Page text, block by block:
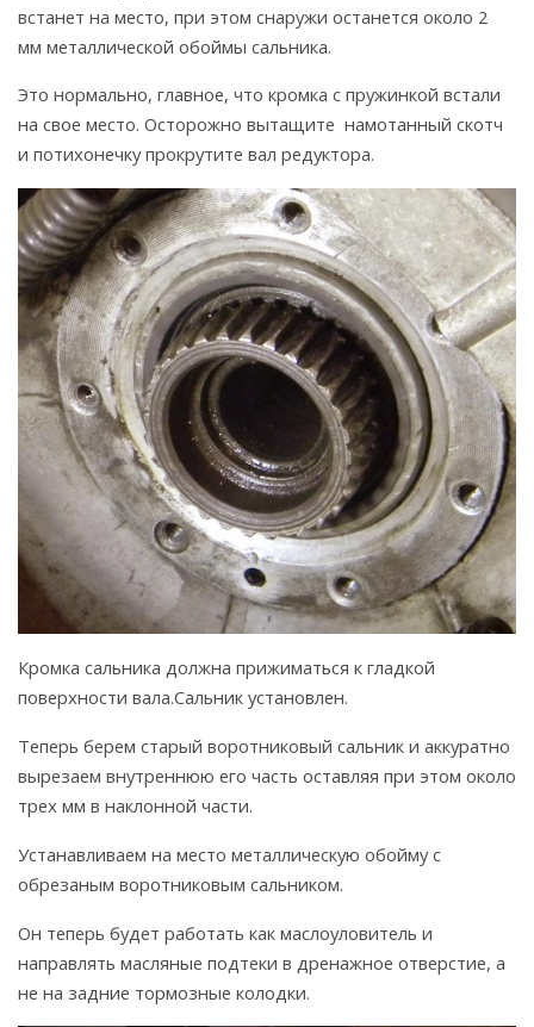
встанет на место, при этом снаружи останется около 2
мм металлической обоймы сальника.
Это нормально, главное, что кромка с пружинкой встали
на свое место. Осторожно вытащите намотанный скотч
и потихонечку прокрутите вал редуктора.
Кромка сальника должна прижиматься к гладкой
поверхности вала.Сальник установлен.
Теперь берем старый воротниковый сальник и аккуратно
вырезаем внутреннюю его часть оставляя при этом около
трех мм в наклонной части.
Устанавливаем на место металлическую обойму с
обрезаным воротниковым сальником.
Он теперь будет работать как маслоуловитель и
направлять масляные подтеки в дренажное отверстие, а
не на задние тормозные колодки.